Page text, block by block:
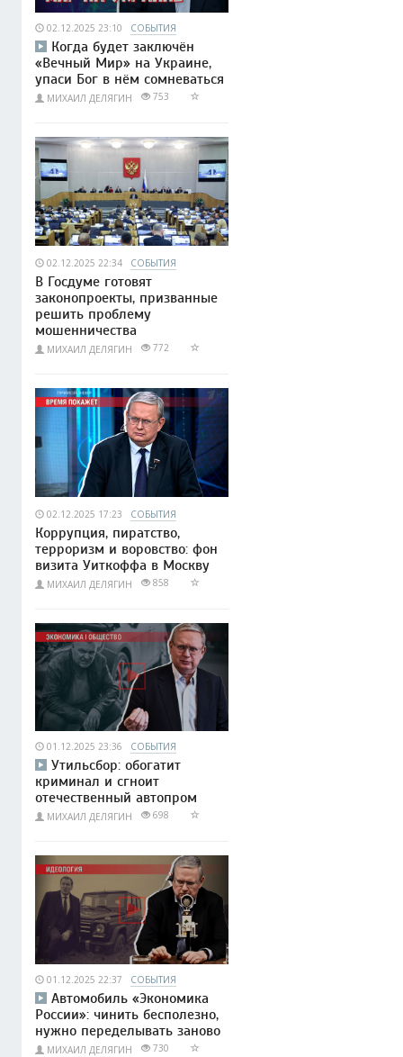
02.12.2025 23:10 СОБЫТИЯ
Когда будет заключён
«Вечный Мир» на Украине,
упаси Бог в нём сомневаться
МИХАИЛ ДЕЛЯГИН 753
02.12.2025 22:34 СОБЫТИЯ
В Госдуме готовят
законопроекты, призванные
решить проблему
мошенничества
МИХАИЛ ДЕЛЯГИН 772
02.12.2025 17:23 СОБЫТИЯ
Коррупция, пиратство,
терроризм и воровство: фон
визита Уиткоффа в Москву
МИХАИЛ ДЕЛЯГИН 858
01.12.2025 23:36 СОБЫТИЯ
Утильсбор: обогатит
криминал и сгноит
отечественный автопром
МИХАИЛ ДЕЛЯГИН 698
01.12.2025 22:37 СОБЫТИЯ
Автомобиль «Экономика
России»: чинить бесполезно,
нужно переделывать заново
МИХАИЛ ДЕЛЯГИН 730